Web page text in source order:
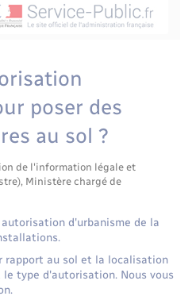
poser des
au sol ?
de l'information légale et
Ministère chargé de
d'urbanisme de la
rapport au sol et la localisation
type d'autorisation. Nous vous